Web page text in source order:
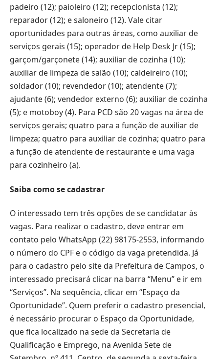
padeiro (12); paioleiro (12); recepcionista (12);
reparador (12); e saloneiro (12). Vale citar
oportunidades para outras áreas, como auxiliar de
serviços gerais (15); operador de Help Desk Jr (15);
garçom/garçonete (14); auxiliar de cozinha (10);
auxiliar de limpeza de salão (10); caldeireiro (10);
soldador (10); revendedor (10); atendente (7);
ajudante (6); vendedor externo (6); auxiliar de cozinha
(5); e motoboy (4). Para PCD são 20 vagas na área de
serviços gerais; quatro para a função de auxiliar de
limpeza; quatro para auxiliar de cozinha; quatro para
a função de atendente de restaurante e uma vaga
para cozinheiro (a).
Saiba como se cadastrar
O interessado tem três opções de se candidatar às
vagas. Para realizar o cadastro, deve entrar em
contato pelo WhatsApp (22) 98175-2553, informando
o número do CPF e o código da vaga pretendida. Já
para o cadastro pelo site da Prefeitura de Campos, o
interessado precisará clicar na barra “Menu” e ir em
“Serviços”. Na sequência, clicar em “Espaço da
Oportunidade”. Quem preferir o cadastro presencial,
é necessário procurar o Espaço da Oportunidade,
que fica localizado na sede da Secretaria de
Qualificação e Emprego, na Avenida Sete de